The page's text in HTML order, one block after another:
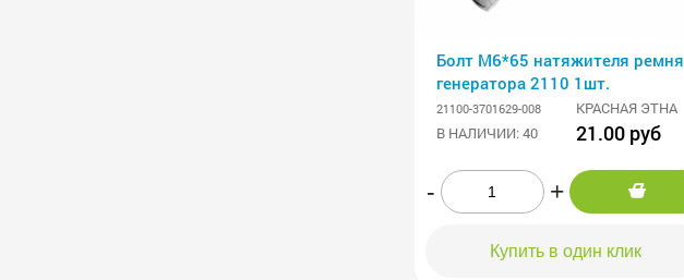
Болт М6*65 натяжителя ремня
генератора 2110 1шт.
21100-3701629-008
КРАСНАЯ ЭТНА
В НАЛИЧИИ: 40
21.00 руб
- +
Купить в один клик